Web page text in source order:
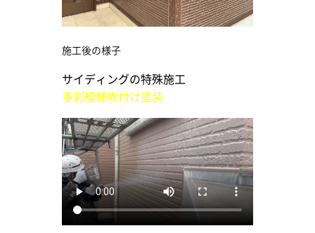
施工後の様子
サイディングの特殊施工
多彩模様吹付け塗装